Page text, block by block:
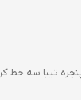
تیبا سه